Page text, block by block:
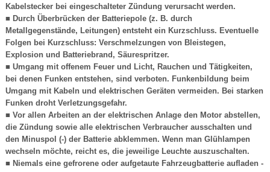
Kabelstecker bei eingeschalteter Zündung verursacht werden.
■ Durch Überbrücken der Batteriepole (z. B. durch
Metallgegenstände, Leitungen) entsteht ein Kurzschluss. Eventuelle
Folgen bei Kurzschluss: Verschmelzungen von Bleistegen,
Explosion und Batteriebrand, Säurespritzer.
■ Umgang mit offenem Feuer und Licht, Rauchen und Tätigkeiten,
bei denen Funken entstehen, sind verboten. Funkenbildung beim
Umgang mit Kabeln und elektrischen Geräten vermeiden. Bei starken
Funken droht Verletzungsgefahr.
■ Vor allen Arbeiten an der elektrischen Anlage den Motor abstellen,
die Zündung sowie alle elektrischen Verbraucher ausschalten und
den Minuspol (-) der Batterie abklemmen. Wenn man Glühlampen
wechseln möchte, reicht es, die jeweilige Leuchte auszuschalten.
■ Niemals eine gefrorene oder aufgetaute Fahrzeugbatterie aufladen -